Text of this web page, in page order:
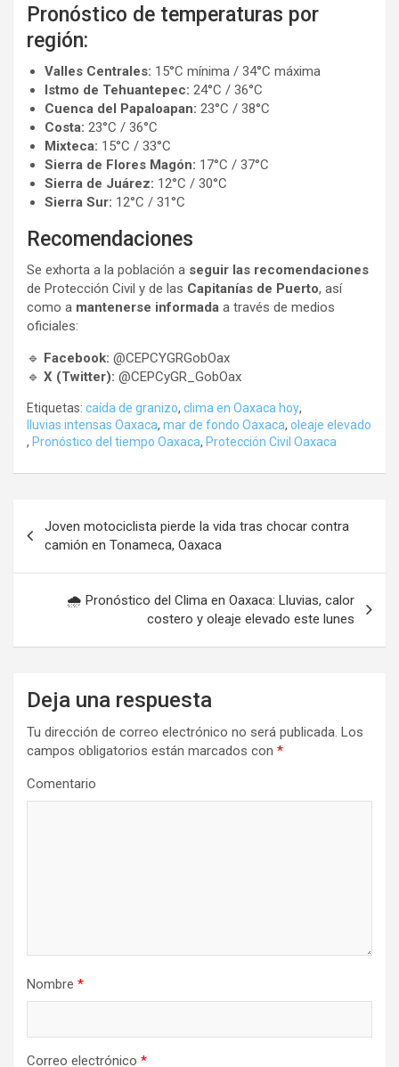
Pronóstico de temperaturas por
región:
Valles Centrales: 15°C mínima / 34°C máxima
Istmo de Tehuantepec: 24°C / 36°C
Cuenca del Papaloapan: 23°C / 38°C
Costa: 23°C / 36°C
Mixteca: 15°C / 33°C
Sierra de Flores Magón: 17°C / 37°C
Sierra de Juárez: 12°C / 30°C
Sierra Sur: 12°C / 31°C
Recomendaciones
Se exhorta a la población a seguir las recomendaciones
de Protección Civil y de las Capitanías de Puerto, así
como a mantenerse informada a través de medios
oficiales:
🔹 Facebook: @CEPCYGRGobOax
🔹 X (Twitter): @CEPCyGR_GobOax
Etiquetas: caída de granizo, clima en Oaxaca hoy,
lluvias intensas Oaxaca, mar de fondo Oaxaca, oleaje elevado
, Pronóstico del tiempo Oaxaca, Protección Civil Oaxaca
de
entradas
Joven motociclista pierde la vida tras chocar contra
camión en Tonameca, Oaxaca
🌧️ Pronóstico del Clima en Oaxaca: Lluvias, calor
costero y oleaje elevado este lunes
Deja una respuesta
Tu dirección de correo electrónico no será publicada. Los
campos obligatorios están marcados con *
Comentario
Nombre *
Correo electrónico *